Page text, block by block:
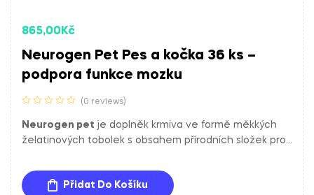
865,00Kč
Neurogen Pet Pes a kočka 36 ks –
podpora funkce mozku
(0 reviews)
Neurogen pet je doplněk krmiva ve formě měkkých
želatinových tobolek s obsahem přírodních složek pro
Esenciální mastné kyseliny (kyselina dokosahexaenová
– DHA), fosfatidylcholin a uridin zkvalitňují přenos
Přidat Do Košíku